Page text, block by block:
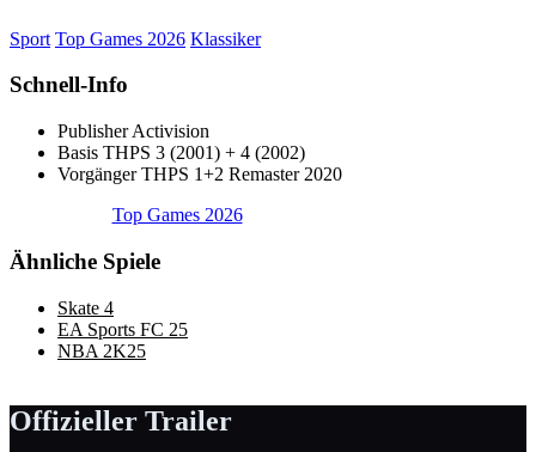
Sport Top Games 2026 Klassiker
Schnell-Info
PublisherActivision
Basis THPS 3 (2001) + 4 (2002)
VorgängerTHPS 1+2 Remaster 2020
Top Games 2026
Ähnliche Spiele
Skate 4
EA Sports FC 25
NBA 2K25
Offizieller Trailer